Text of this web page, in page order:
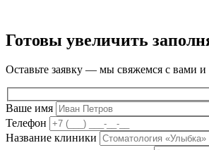
Готовы увеличить
Оставьте заявку — мы свяжемся с вами и
Ваше имя
Телефон
Название клиники